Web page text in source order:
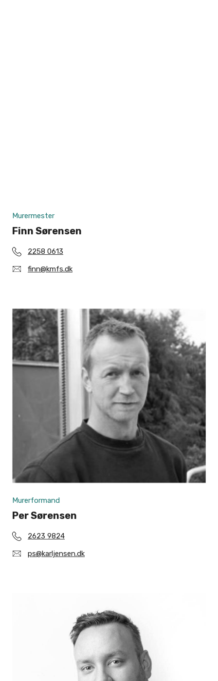
Murermester
Finn Sørensen
2258 0613
finn@kmfs.dk
Murerformand
Per Sørensen
2623 9824
ps@karljensen.dk